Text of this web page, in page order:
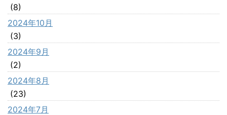
(8)
2024年10月
(3)
2024年9月
(2)
2024年8月
(23)
2024年7月